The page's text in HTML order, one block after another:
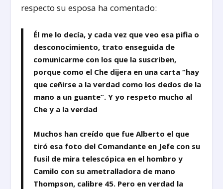
respecto su esposa ha comentado:
Él me lo decía, y cada vez que veo esa pifia o
desconocimiento, trato enseguida de
comunicarme con los que la suscriben,
porque como el Che dijera en una carta “hay
que ceñirse a la verdad como los dedos de la
mano a un guante”. Y yo respeto mucho al
Che y a la verdad
Muchos han creído que fue Alberto el que
tiró esa foto del Comandante en Jefe con su
fusil de mira telescópica en el hombro y
Camilo con su ametralladora de mano
Thompson, calibre 45. Pero en verdad la